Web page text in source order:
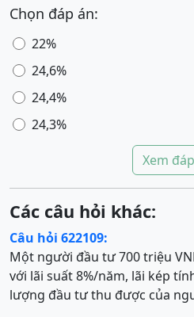
Chọn đáp án:
22%
24,6%
24,4%
24,3%
Xem
Các câu hỏi khác:
Câu hỏi 622109:
Một người đầu tư 700 triệu
với lãi suất 8%/năm, lãi kép
lượng đầu tư thu được của